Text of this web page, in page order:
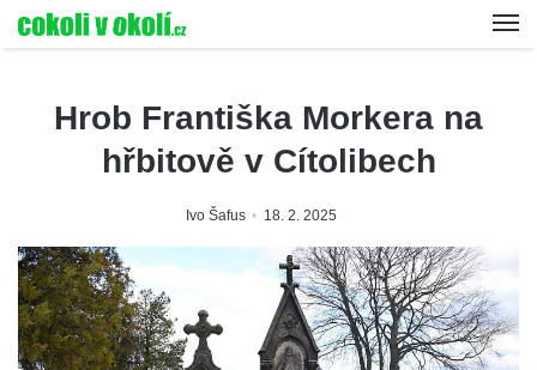
Hrob Františka Morkera na
hřbitově v Cítolibech
Ivo Šafus 18. 2. 2025